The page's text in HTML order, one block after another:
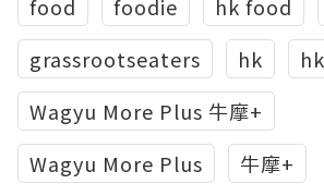
food foodie hk food
grassrootseaters
hk
Wagyu More Plus 牛摩+
Wagyu More Plus
牛摩+